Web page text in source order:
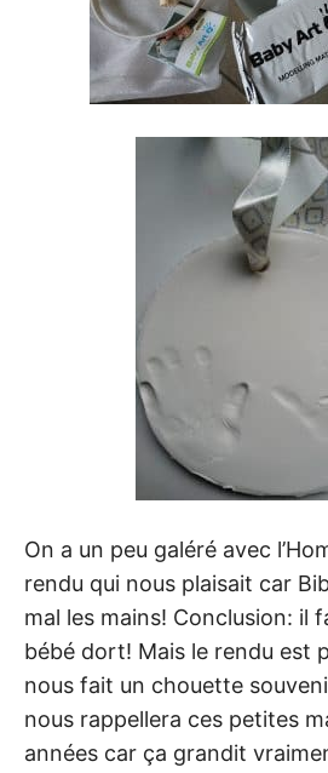
On a un peu galéré avec
rendu qui nous plaisait car
mal les mains! Conclusion: il
bébé dort! Mais le rendu est
nous fait un chouette
nous rappellera ces petites
années car ça grandit